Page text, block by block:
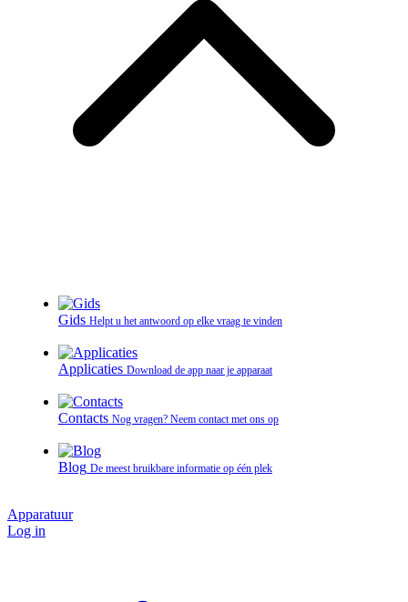
Gids Helpt u het antwoord op elke vraag te vinden
Applicaties Download de app naar je apparaat
Contacts Nog vragen? Neem contact met ons op
Blog De meest bruikbare informatie op één plek
Apparatuur
Log in